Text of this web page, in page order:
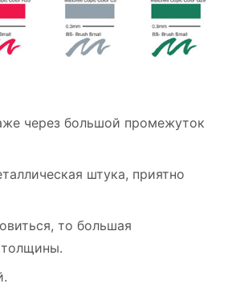
через большой промежуток
штука, приятно
то большая
толщины.